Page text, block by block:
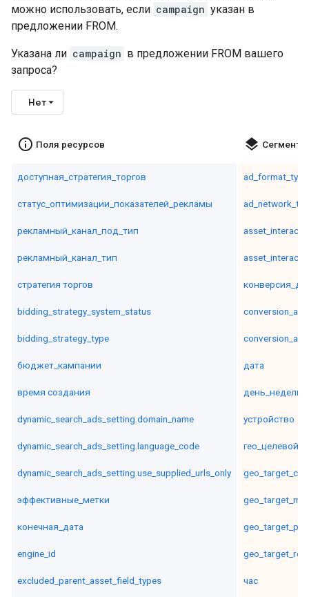
можно использовать, если campaign указан в
предложении FROM.
Указана ли campaign в предложении FROM вашего
запроса?
Нет
info_outline Поля ресурсов
доступная_стратегия_торгов
статус_оптимизации_показателей_рекламы
рекламный_канал_под_тип
рекламный_канал_тип
стратегия торгов
bidding_strategy_system_status
bidding_strategy_type
бюджет_кампании
время создания
dynamic_search_ads_setting.domain_name
dynamic_search_ads_setting.language_code
dynamic_search_ads_setting.use_supplied_urls_only
эффективные_метки
конечная_дата
engine_id
excluded_parent_asset_field_types
layers Сегменты
ad_format_type
дата
день_недели
устройство
час